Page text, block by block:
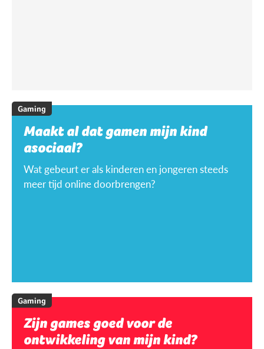
Gaming
Maakt al dat gamen mijn kind
asociaal?
Wat gebeurt er als kinderen en jongeren steeds
meer tijd online doorbrengen?
Gaming
Zijn games goed voor de
ontwikkeling van mijn kind?